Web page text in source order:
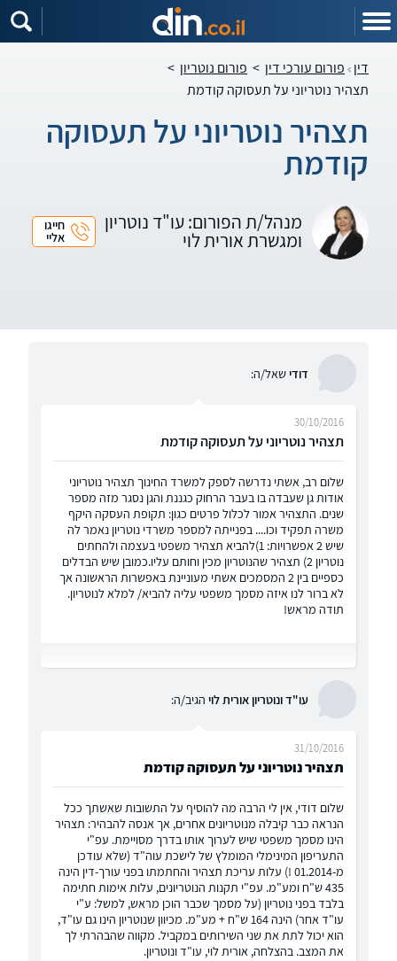
דין פורום עורכי דין > פורום נוטריון >
תצהיר נוטריוני על תעסוקה קודמת
תצהיר נוטריוני על תעסוקה
קודמת
מנהל/ת הפורום: עו"ד נוטריון
ומגשרת אורית לוי
חייגו
אליי
דודישאל/ה:
תצהיר נוטריוני על תעסוקה קודמת
30/10/2016
שלום רב, אשתי נדרשה לספק למשרד החינוך תצהיר נוטריוני
אודות גן שעבדה בו בעבר הרחוק כגננת והגן נסגר מזה מספר
שנים. התצהיר אמור לכלול פרטים כגון: תקופת העסקה היקף
משרה תפקיד וכו.... בפנייתה למספר משרדי נוטריון נאמר לה
שיש 2 אפשרויות: 1)להביא תצהיר משפטי בעצמה ולהחתים
נוטריון 2) תצהיר שהנוטריון מכין וחותם עליו.כמובן שיש הבדלים
כספיים בין 2 המסמכים אשתי מעוניינת באפשרות הראשונה אך
לא ברור לנו איזה מסמך משפטי עליה להביא/ למלא לנוטריון.
תודה מראש!
עו"ד ונוטריון אורית לוי הגיב/ה:
תצהיר נוטריוני על תעסוקה קודמת
31/10/2016
שלום דודי, אין לי הרבה מה להוסיף על התשובות שאשתך ככל
הנראה כבר קיבלה מנוטריונים אחרים, אך אנסה להבהיר: תצהיר
הינו מסמך משפטי שיש לערוך אותו בדרך מסויימת. עפ"י
התעריפון המינימלי המומלץ של לישכת עוה"ד (שלא עודכן
מ-01.2014 !) עלות עריכת תצהיר והחתמתו בפני עורך-דין הינה
435 ש"ח ומע"מ. עפ"י תקנות הנוטריונים, עלות אימות חתימה
בלבד בפני נוטריון (על מסמך שכבר הוכן מראש, למשל: ע"י
עו"ד אחר) הינה 164 ש"ח + מע"מ. מכיוון שנוטריון הינו גם עו"ד,
הוא יכול לתת את שני השירותים במקביל. מקווה שהבהרתי לך
את המצב. בהצלחה, אורית לוי, עו"ד ונוטריון.